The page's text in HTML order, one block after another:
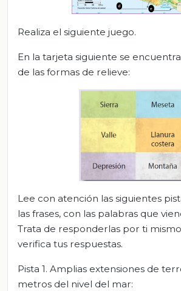
Realiza el siguiente juego.
En la tarjeta siguiente se
de las formas de relieve:
Lee con atención las siguientes
las frases, con las palabras que
Trata de responderlas por ti
verifica tus respuestas.
Pista 1. Amplias extensiones de
metros del nivel del mar: